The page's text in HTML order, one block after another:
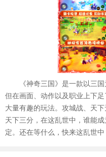
《神奇三国》是一款以三国
但在画面、动作以及职业上下
大量有趣的玩法。攻城战、天
天下三分，在这乱世中，谁能
定。还在等什么，快来这乱世